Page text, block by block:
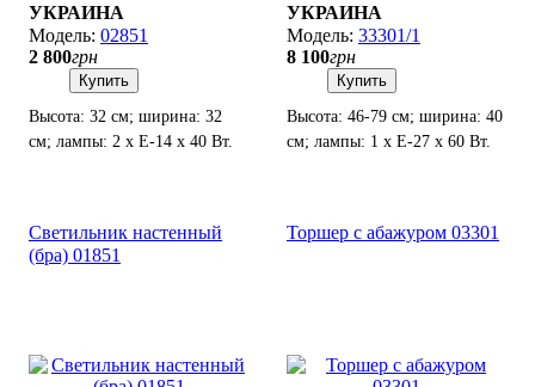
УКРАИНА
02851
2 800грн
Купить
Высота: 32 см; ширина: 32
см; лампы: 2 х Е-14 х 40 Вт.
УКРАИНА
33301/1
8 100грн
Купить
Высота: 46-79 см; ширина: 40
см; лампы: 1 х Е-27 х 60 Вт.
Светильник настенный
(бра) 01851
Торшер с абажуром 03301